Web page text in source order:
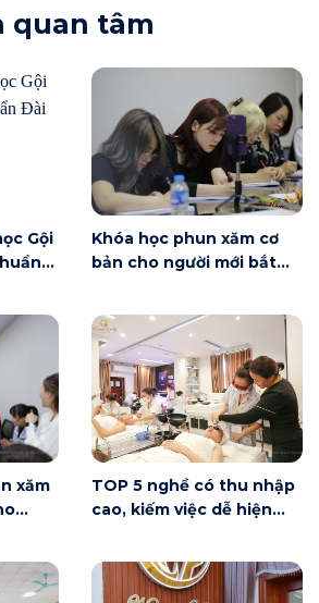
quan tâm
Gội
Khóa học phun xăm cơ
bản cho người mới bắt
có gì?
xăm
TOP 5 nghề có thu nhập
cao, kiếm việc dễ hiện